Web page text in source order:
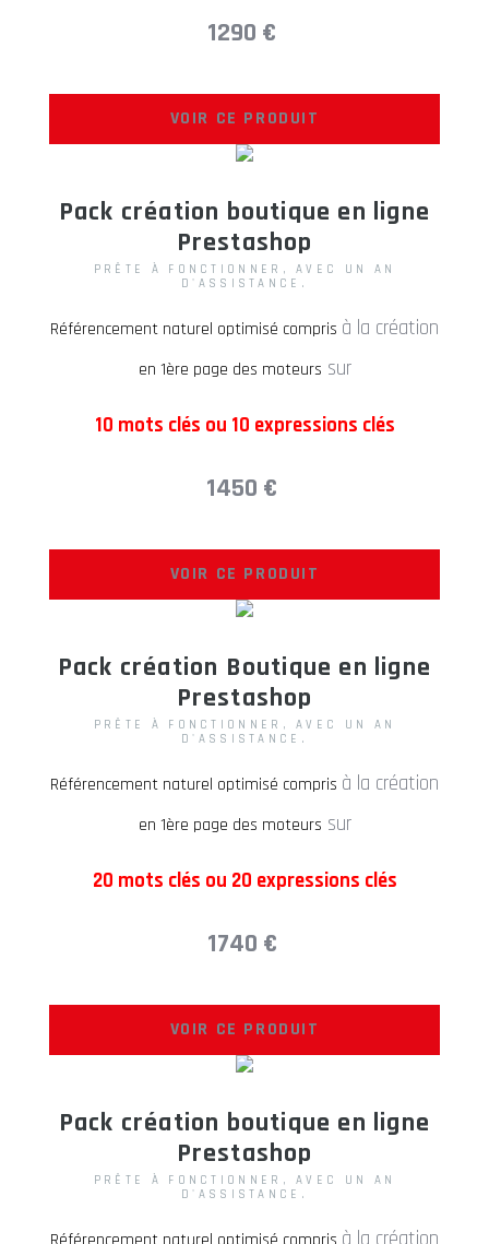
1290 €
VOIR CE PRODUIT
Pack création boutique en ligne
Prestashop
PRÊTE À FONCTIONNER, AVEC UN AN
D'ASSISTANCE.
Référencement naturel optimisé compris à la création
en 1ère page des moteurs sur
10 mots clés ou 10 expressions clés
1450 €
VOIR CE PRODUIT
Pack création Boutique en ligne
Prestashop
PRÊTE À FONCTIONNER, AVEC UN AN
D'ASSISTANCE.
Référencement naturel optimisé compris à la création
en 1ère page des moteurs sur
20 mots clés ou 20 expressions clés
1740 €
VOIR CE PRODUIT
Pack création boutique en ligne
Prestashop
PRÊTE À FONCTIONNER, AVEC UN AN
D'ASSISTANCE.